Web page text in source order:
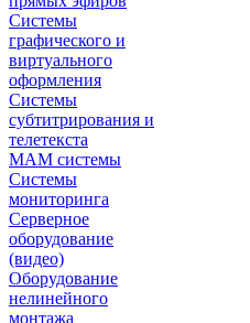
Системы
графического и
виртуального
оформления
Системы
субтитрирования и
телетекста
MAM системы
Системы
мониторинга
Серверное
оборудование
(видео)
Оборудование
нелинейного
монтажа